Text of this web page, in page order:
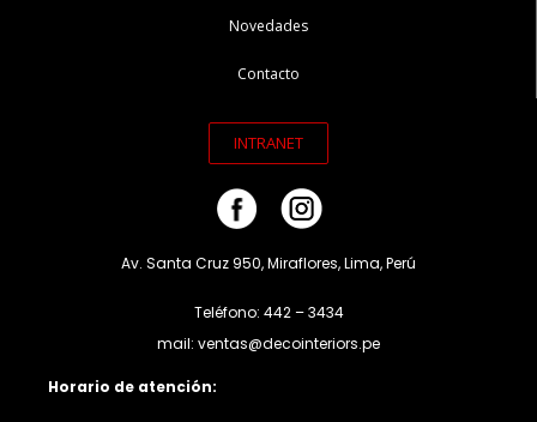
Novedades
Contacto
INTRANET
Av. Santa Cruz 950, Miraflores, Lima, Perú
Teléfono: 442 – 3434
mail: ventas@decointeriors.pe
Horario de atención: